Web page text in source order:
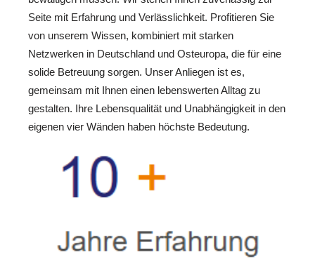
Seite mit Erfahrung und Verlässlichkeit. Profitieren Sie
von unserem Wissen, kombiniert mit starken
Netzwerken in Deutschland und Osteuropa, die für eine
solide Betreuung sorgen. Unser Anliegen ist es,
gemeinsam mit Ihnen einen lebenswerten Alltag zu
gestalten. Ihre Lebensqualität und Unabhängigkeit in den
eigenen vier Wänden haben höchste Bedeutung.